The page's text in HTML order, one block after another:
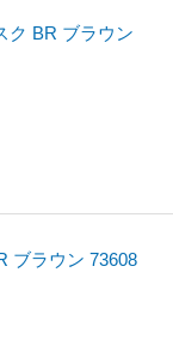
ク BR ブラウン
ブラウン 73608